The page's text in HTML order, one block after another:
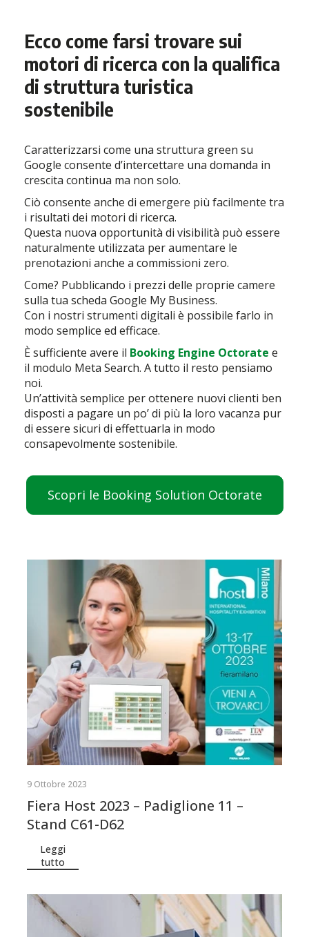
Ecco come farsi trovare sui
motori di ricerca con la qualifica
di struttura turistica
sostenibile
Caratterizzarsi come una struttura green su
Google consente d’intercettare una domanda in
crescita continua ma non solo.
Ciò consente anche di emergere più facilmente tra
i risultati dei motori di ricerca.
Questa nuova opportunità di visibilità può essere
naturalmente utilizzata per aumentare le
prenotazioni anche a commissioni zero.
Come? Pubblicando i prezzi delle proprie camere
sulla tua scheda Google My Business.
Con i nostri strumenti digitali è possibile farlo in
modo semplice ed efficace.
È sufficiente avere il Booking Engine Octorate e
il modulo Meta Search. A tutto il resto pensiamo
noi.
Un’attività semplice per ottenere nuovi clienti ben
disposti a pagare un po’ di più la loro vacanza pur
di essere sicuri di effettuarla in modo
consapevolmente sostenibile.
Scopri le Booking Solution Octorate
9 Ottobre 2023
Fiera Host 2023 – Padiglione 11 –
Stand C61-D62
Leggi
tutto